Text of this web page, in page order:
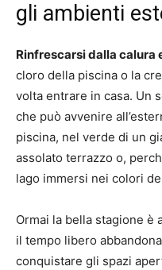
gli ambienti
Rinfrescarsi dalla calura
cloro della piscina o la
volta entrare in casa. Un
che può avvenire
piscina, nel verde di un
assolato terrazzo o,
lago immersi nei colori
Ormai la bella stagione
il tempo libero
conquistare gli spazi